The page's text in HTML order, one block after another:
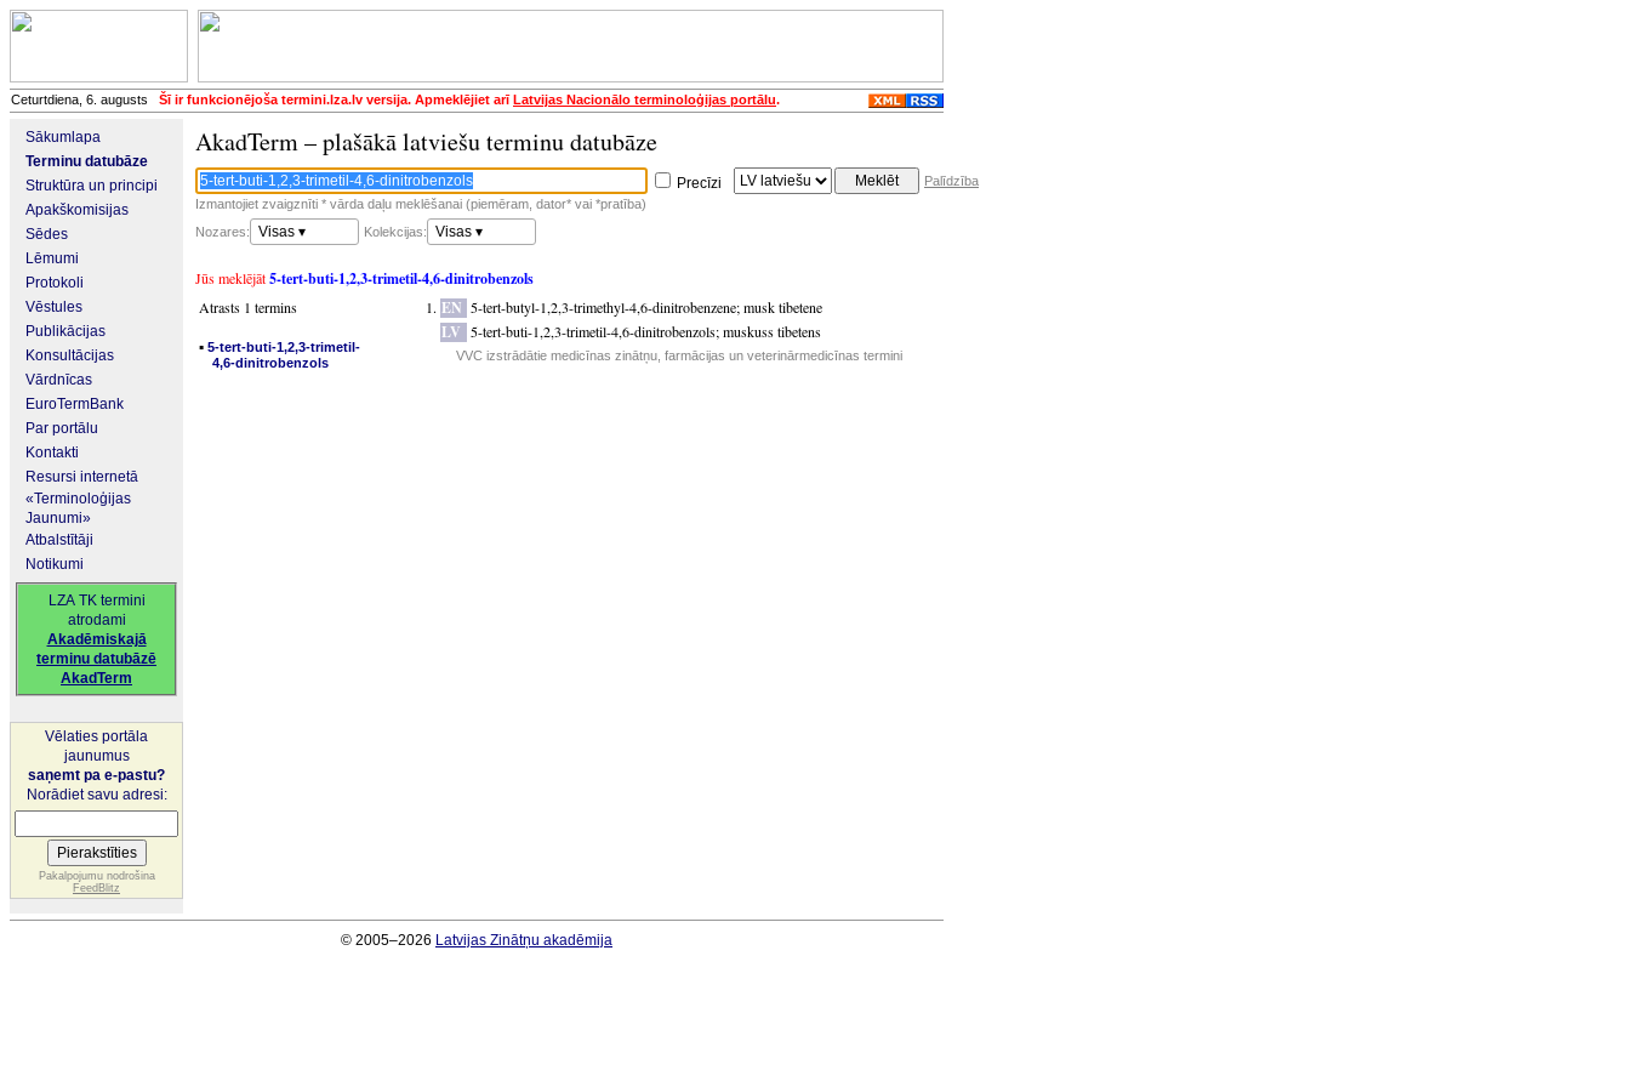
Ceturtdiena, 6. augusts Šī ir funkcionējoša termini.lza.lv versija. Apmeklējiet arīLatvijas Nacionālo terminoloģijas portālu.
Sākumlapa
Terminu datubāze
Struktūra un principi
Apakškomisijas
Sēdes
Lēmumi
Protokoli
Vēstules
Publikācijas
Konsultācijas
Vārdnīcas
EuroTermBank
Par portālu
Kontakti
Resursi internetā
«Terminoloģijas
Jaunumi»
Atbalstītāji
Notikumi
LZA TK termini
atrodami
Akadēmiskajā
terminu datubāzē
AkadTerm
Vēlaties portāla
jaunumus
saņemt pa e-pastu?
Norādiet savu adresi:
Pakalpojumu nodrošina
FeedBlitz
AkadTerm – plašākā latviešu terminu datubāze
Precīzi
Palīdzība
Izmantojiet zvaigznīti * vārda daļu meklēšanai (piemēram, dator* vai *pratība)
Nozares:
Visas ▾ Kolekcijas: Visas ▾
Jūs meklējāt5-tert-buti-1,2,3-trimetil-4,6-dinitrobenzols
Atrasts 1 termins
▪ 5-tert-buti-1,2,3-trimetil-
4,6-dinitrobenzols
EN 5-tert-butyl-1,2,3-trimethyl-4,6-dinitrobenzene;musk tibetene
LV 5-tert-buti-1,2,3-trimetil-4,6-dinitrobenzols;muskuss tibetens
VVC izstrādātie medicīnas zinātņu, farmācijas un veterinārmedicīnas termini
© 2005–2026 Latvijas Zinātņu akadēmija